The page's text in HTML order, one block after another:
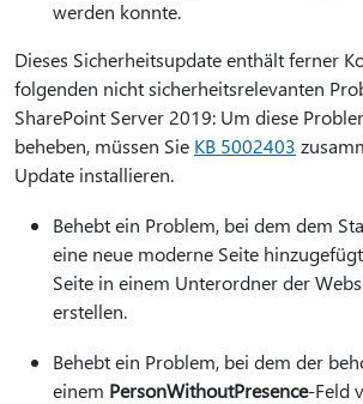
werden konnte.
Dieses Sicherheitsupdate enthält ferner
folgenden nicht sicherheitsrelevanten
SharePoint Server 2019: Um diese
beheben, müssen Sie KB 5002403
Update installieren.
Behebt ein Problem, bei dem dem
eine neue moderne Seite
Seite in einem Unterordner der
erstellen.
Behebt ein Problem, bei dem der
einem PersonWithoutPresence-Feld